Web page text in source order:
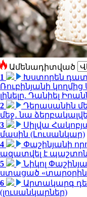
Ամենադիտված
1
Խստորեն
Ռուբինյանի
լինելը. Դանիել
2
Դերասանին
մեջ․ նա
3
Սիլվա
մասին (Լուսանկար)
4
Փաշինյանի
ազատվել է
5
Նիկոլ
ստացած
6
Արտակարգ
(լուսանկարներ)